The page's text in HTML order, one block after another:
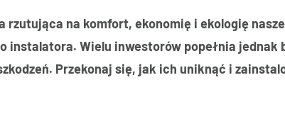
rzutująca na komfort, ekonomię i ekologię
instalatora. Wielu inwestorów popełnia
Przekonaj się, jak ich uniknąć i